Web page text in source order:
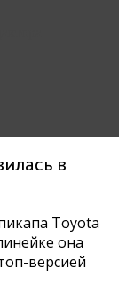
в
Toyota
она
версией